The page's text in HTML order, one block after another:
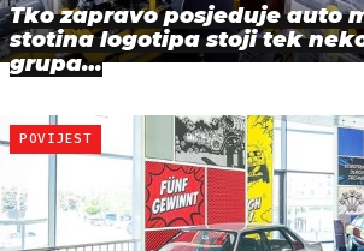
Tko zapravo posjeduje auto
stotina logotipa stoji tek
grupa…
POVIJEST